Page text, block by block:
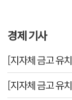
경제 기사
[지자체 금고 유
[지자체 금고 유